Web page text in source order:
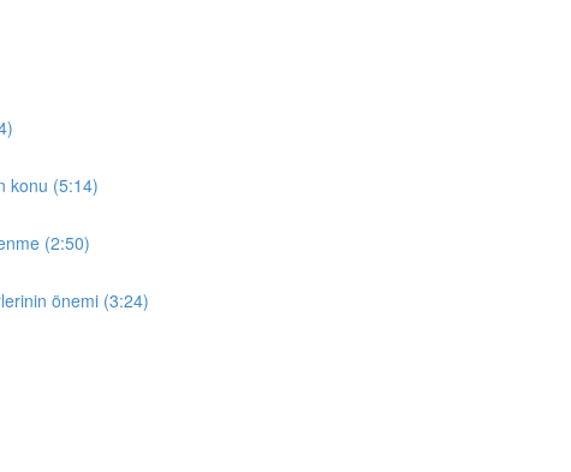
konu (5:14)
(2:50)
önemi (3:24)